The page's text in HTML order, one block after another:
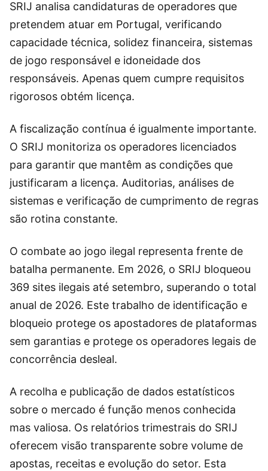
SRIJ analisa candidaturas de operadores que
pretendem atuar em Portugal, verificando
capacidade técnica, solidez financeira, sistemas
de jogo responsável e idoneidade dos
responsáveis. Apenas quem cumpre requisitos
rigorosos obtém licença.
A fiscalização contínua é igualmente importante.
O SRIJ monitoriza os operadores licenciados
para garantir que mantêm as condições que
justificaram a licença. Auditorias, análises de
sistemas e verificação de cumprimento de regras
são rotina constante.
O combate ao jogo ilegal representa frente de
batalha permanente. Em 2026, o SRIJ bloqueou
369 sites ilegais até setembro, superando o total
anual de 2026. Este trabalho de identificação e
bloqueio protege os apostadores de plataformas
sem garantias e protege os operadores legais de
concorrência desleal.
A recolha e publicação de dados estatísticos
sobre o mercado é função menos conhecida
mas valiosa. Os relatórios trimestrais do SRIJ
oferecem visão transparente sobre volume de
apostas, receitas e evolução do setor. Esta